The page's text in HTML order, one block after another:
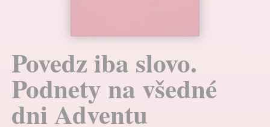
Povedz iba slovo.
Podnety na všedné
dni Adventu